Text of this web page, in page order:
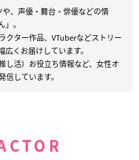
、声優・舞台・俳優などの情
。
クター作品、VTuberなどストリー
くお届けしています。
し活）お役立ち情報など、女性オ
しています。